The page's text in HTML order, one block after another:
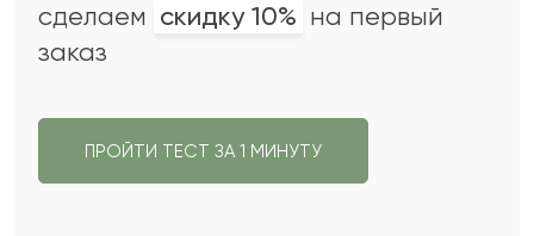
сделаем скидку 10% на первый
заказ
ПРОЙТИ ТЕСТ ЗА 1 МИНУТУ